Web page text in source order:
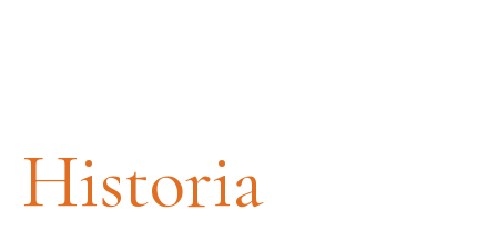
Historia